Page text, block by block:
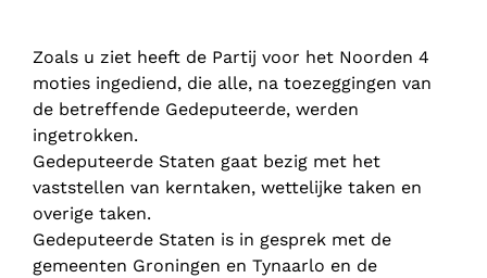
Zoals u ziet heeft de Partij voor het Noorden 4
moties ingediend, die alle, na toezeggingen van
de betreffende Gedeputeerde, werden
ingetrokken.
Gedeputeerde Staten gaat bezig met het
vaststellen van kerntaken, wettelijke taken en
overige taken.
Gedeputeerde Staten is in gesprek met de
gemeenten Groningen en Tynaarlo en de